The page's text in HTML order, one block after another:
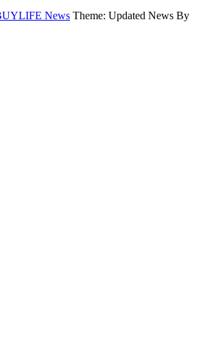
News Theme: Updated News By